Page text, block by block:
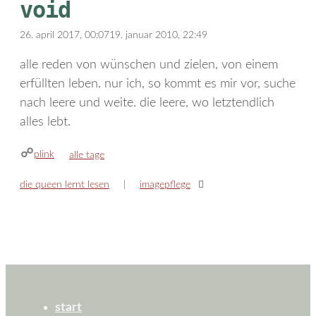
void
26. april 2017, 00:0719. januar 2010, 22:49
alle reden von wünschen und zielen, von einem
erfüllten leben. nur ich, so kommt es mir vor, suche
nach leere und weite. die leere, wo letztendlich
alles lebt.
plink kategorien
alle tage
die queen lernt lesen imagepflege
start